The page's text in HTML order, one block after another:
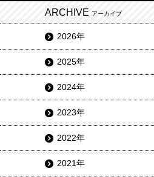
ARCHIVE アーカイブ
2026年
2025年
2024年
2023年
2022年
2021年